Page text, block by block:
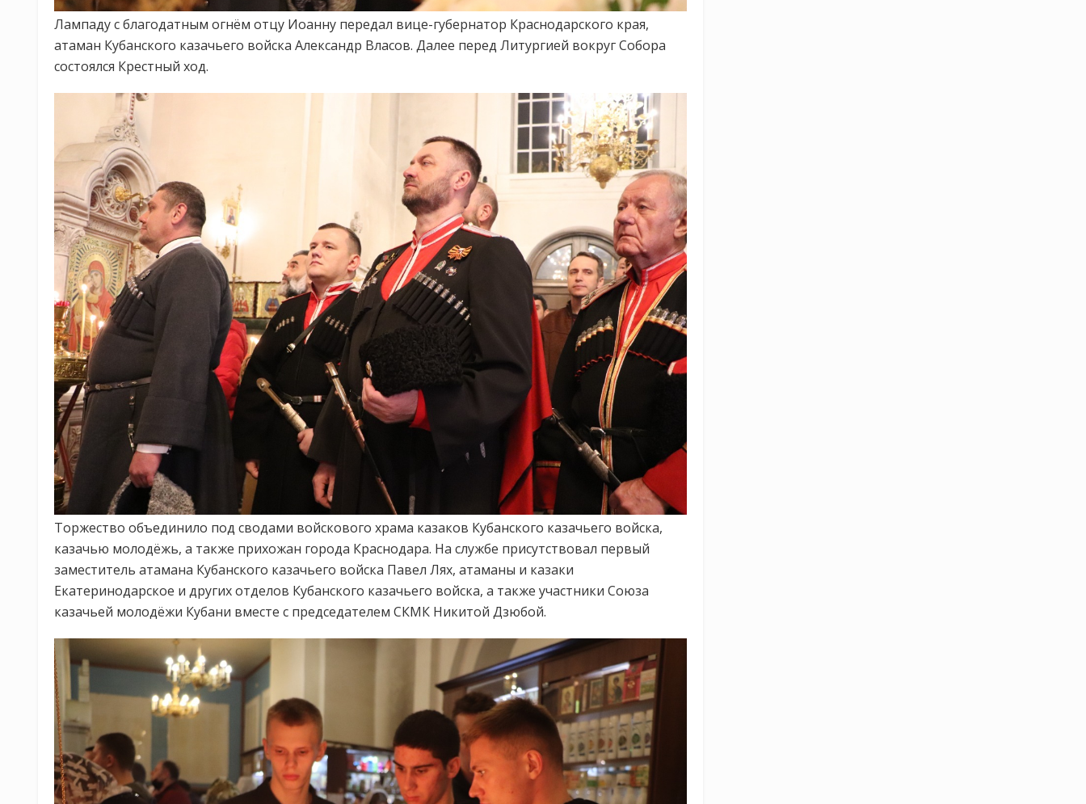
Лампаду с благодатным огнём отцу Иоанну передал вице-губернатор Краснодарского края,
атаман Кубанского казачьего войска Александр Власов. Далее перед Литургией вокруг Собора
состоялся Крестный ход.
Торжество объединило под сводами войскового храма казаков Кубанского казачьего войска,
казачью молодёжь, а также прихожан города Краснодара. На службе присутствовал первый
заместитель атамана Кубанского казачьего войска Павел Лях, атаманы и казаки
Екатеринодарское и других отделов Кубанского казачьего войска, а также участники Союза
казачьей молодёжи Кубани вместе с председателем СКМК Никитой Дзюбой.